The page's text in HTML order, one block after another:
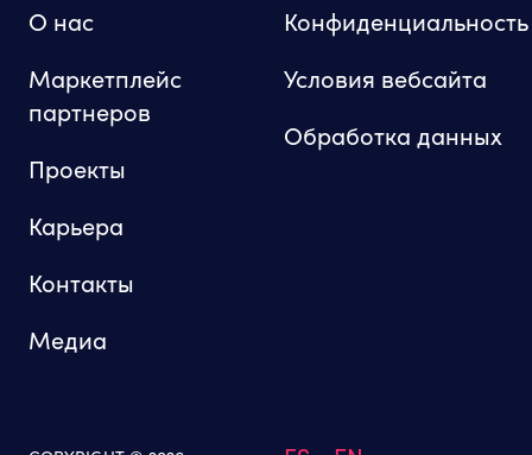
О нас
Маркетплейс
партнеров
Проекты
Карьера
Контакты
Медиа
Конфиденциальность
Условия вебсайта
Обработка данных